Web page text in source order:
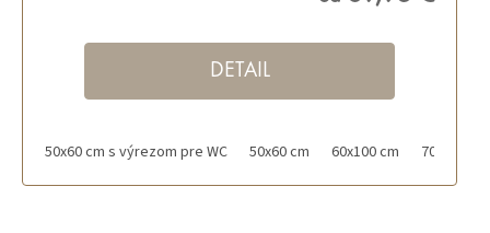
DETAIL
50x60 cm s výrezom pre WC 50x60 cm 60x100 cm 70x120 cm